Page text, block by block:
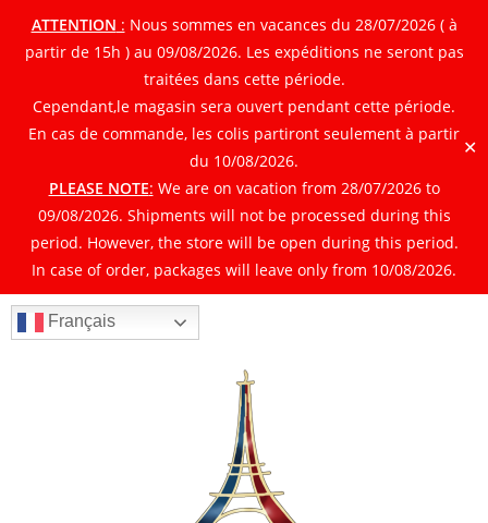
ATTENTION : Nous sommes en vacances du 28/07/2026 ( à
partir de 15h ) au 09/08/2026. Les expéditions ne seront pas
traitées dans cette période.
Cependant,le magasin sera ouvert pendant cette période.
En cas de commande, les colis partiront seulement à partir
du 10/08/2026.
PLEASE NOTE: We are on vacation from 28/07/2026 to
09/08/2026. Shipments will not be processed during this
period. However, the store will be open during this period.
In case of order, packages will leave only from 10/08/2026.
✕
Français